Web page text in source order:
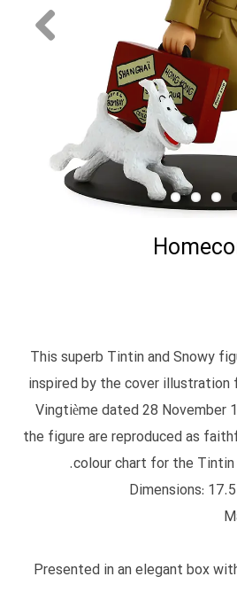
This superb Tintin and Snowy
inspired by the cover
Vingtième dated 28 November
the figure are reproduced as
colour chart for the Tintin
Dimensions:
Presented in an elegant box